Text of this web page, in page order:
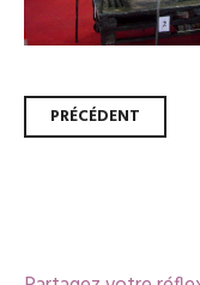
PRÉCÉDENT